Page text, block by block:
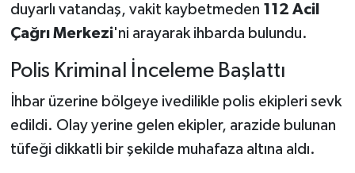
duyarlı vatandaş, vakit kaybetmeden 112 Acil
Çağrı Merkezi'ni arayarak ihbarda bulundu.
Polis Kriminal İnceleme Başlattı
İhbar üzerine bölgeye ivedilikle polis ekipleri sevk
edildi. Olay yerine gelen ekipler, arazide bulunan
tüfeği dikkatli bir şekilde muhafaza altına aldı.